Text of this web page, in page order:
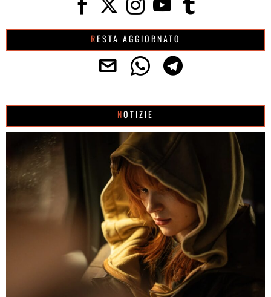
RESTA AGGIORNATO
NOTIZIE